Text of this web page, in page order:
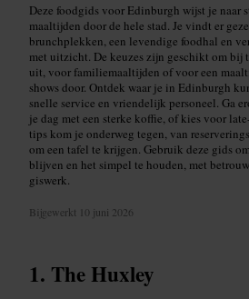
Deze foodgids voor Edinburgh wijst je naar
maaltijden door de hele stad. Je vindt er
brunchplekken, een levendige foodhal en
met uitzicht. De keuzes zijn geschikt om bij
uit, voor familiemaaltijden of voor een
shows door. Ontdek waar je in Edinburgh
snelle service en vriendelijk personeel. Ga
je dag met een sterke koffie, of kies voor
tips kom je onderweg tegen, van
om een tafel te krijgen. Gebruik deze gids
blijven en het simpel te houden, met
giswerk.
Bijgewerkt 10 juni 2026
The Huxley